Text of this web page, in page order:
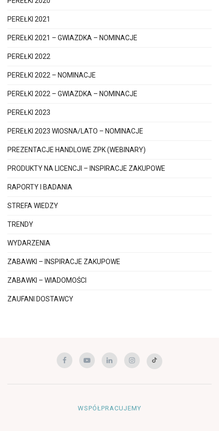
PEREŁKI 2021
PEREŁKI 2021 – GWIAZDKA – NOMINACJE
PEREŁKI 2022
PEREŁKI 2022 – NOMINACJE
PEREŁKI 2022 – GWIAZDKA – NOMINACJE
PEREŁKI 2023
PEREŁKI 2023 WIOSNA/LATO – NOMINACJE
PREZENTACJE HANDLOWE ZPK (WEBINARY)
PRODUKTY NA LICENCJI – INSPIRACJE ZAKUPOWE
RAPORTY I BADANIA
STREFA WIEDZY
TRENDY
WYDARZENIA
ZABAWKI – INSPIRACJE ZAKUPOWE
ZABAWKI – WIADOMOŚCI
ZAUFANI DOSTAWCY
WSPÓŁPRACUJEMY